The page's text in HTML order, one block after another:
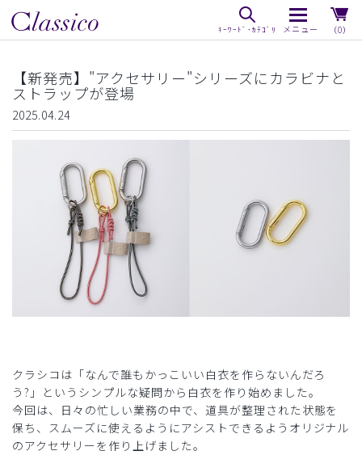
（0）
【新発売】"アクセサリー"シリーズにカラビナと
ストラップが登場
2025.04.24
クラシコは「なんで誰もかっこいい白衣を作らないんだろ
う?」というシンプルな疑問から白衣を作り始めました。
今回は、日々の忙しい業務の中で、道具が整理された状態を
保ち、スムーズに使えるようにアシストできるようオリジナル
のアクセサリーを作り上げました。